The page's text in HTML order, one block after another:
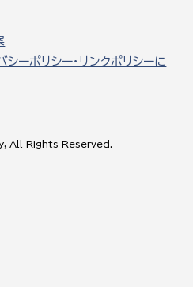
シーポリシー・リンクポリシーに
All Rights Reserved.